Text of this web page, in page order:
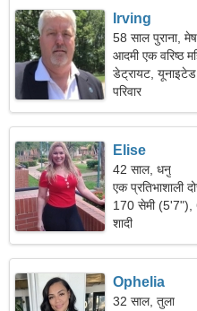
Irving
58 साल पुराना, मेष
आदमी एक वरिष्ठ
डेट्रायट,
परिवार
Elise
42 साल, धनु
एक प्रतिभाशाली
170 सेमी (5'7"),
शादी
Ophelia
32 साल, तुला